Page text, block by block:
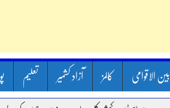
بین الاقوامی کالمز آزاد کشمیر تعلیم